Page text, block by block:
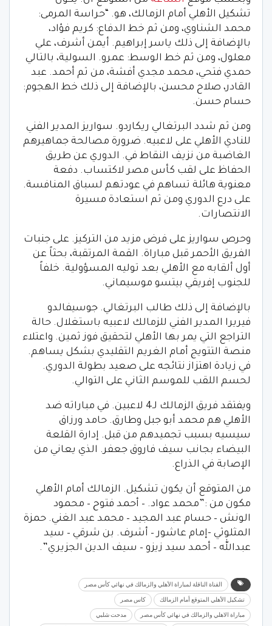
تشكيل الأهلي أمام الزمالك، هو. “حراسة المرمى:
محمد الشناوي، ومن ثم خط الدفاع: كريم فؤاد،
بالإضافة إلى ذلك ياسر إبراهيم. أيمن أشرف، علي
معلول، ومن ثم خط الوسط: عمرو. السولية، بالتالي
حمدي فتحي، محمد مجدي أفشة، من ثم أحمد. عبد
القادر، صلاح محسن، بالإضافة إلى ذلك خط الهجوم:
حسام حسن.
ومن ثم شدد البرتغالي ريكاردو. سواريز المدير الفني
للنادي الأهلي على لاعبيه. ضرورة مصالحة جماهيرهم
الغاضبة من نزيف النقاط في. الدوري عن طريق
الحفاظ على لقب كأس مصر لاكتساب. دفعة
معنوية هائلة تساهم في عودتهم لسباق المنافسة.
على درع الدوري ومن ثم استعادة مسيرة
الانتصارات.
وحرص سواريز على فرض مزيد من التركيز. على جنبات
الفريق الأحمر قبل مباراة. القمة المرتقبة، بحثاً عن
أول ألقابه مع الأهلي بعد توليه المسؤولية. خلفاً
للجنوب إفريقي بيتسو موسيماني.
بالإضافة إلى ذلك طالب البرتغالي. جوسيفالدو
فيريرا المدير الفني للزمالك لاعبيه باستغلال. حالة
التراجع التي يمر بها الأهلي لتحقيق فوز ثمين. واعتلاء
منصة التتويج أمام الغريم التقليدي بشكل يساهم.
في زيادة اهتزاز نتائجه على صعيد بطولة الدوري.
لحسم اللقب للموسم الثاني على التوالي.
ويفتقد فريق الزمالك لـ4 لاعبين. في مباراته ضد
الأهلي هم محمد أبو جبل وطارق. حامد ورزاق
سيسيه بسبب تجميدهم من قبل. إدارة القلعة
البيضاء بجانب سيف فاروق جعفر. الذي يعاني من
الإصابة في الذراع.
من المتوقع أن يكون تشكيل. الزمالك أمام الأهلي
مكون من :”محمد عواد. – أحمد فتوح – محمود
الونش – حسام عبد المجيد – محمد عبد الغني. حمزة
المثلوثي -إمام عاشور – أشرف. بن شرقي – سيد
عبدالله – أحمد سيد زيزو – سيف الدين الجزيري”.
القناة الناقلة لمباراة الأهلي والزمالك في نهائي كأس مصر
تشكيل الأهلي المتوقع أمام الزمالك كاس مصر
مباراة الاهلي والزمالك في نهائي كأس مصر مدحت شلبي